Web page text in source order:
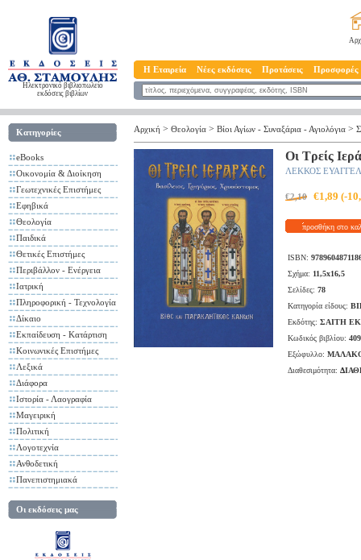
Ηλεκτρονικό βιβλιοπωλείο
εκδόσεις βιβλίων
Η Εταιρεία Νέες εκδόσεις Προτάσεις Προσφορές
Κατηγορίες
eBooks
Οικονομία & Διοίκηση
Γεωτεχνικές Επιστήμες
Εφηβικά
Θεολογία
Παιδικά
Θετικές Επιστήμες
Περιβάλλον - Ενέργεια
Ιατρική
Πληροφορική - Τεχνολογία
Δίκαιο
Εκπαίδευση - Κατάρτιση
Κοινωνικές Επιστήμες
Λεξικά
Διάφορα
Ιστορία - Λαογραφία
Μαγειρική
Πολιτική
Λογοτεχνία
Ανθοδετική
Πανεπιστημιακά
Οι εκδόσεις μας
Αρχική > Θεολογία > Βίοι Αγίων - Συναξάρια - Αγιολόγια >
Οι Τρείς
ΛΕΚΚΟΣ
€2,10 €1,89 (-
προσθήκη στο
ISBN:
Σχήμα: 11,5x16,5
Σελίδες: 78
Κατηγορία είδους:
Εκδότης: ΣΑΙΤΗ
Κωδικός βιβλίου:
Εξώφυλλο:
Διαθεσιμότητα: